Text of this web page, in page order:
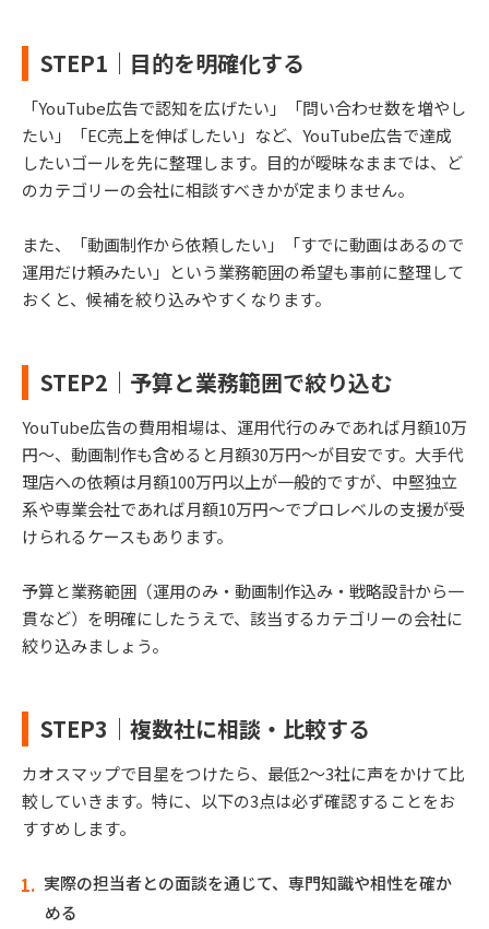
STEP1｜目的を明確化する
「YouTube広告で認知を広げたい」「問い合わせ数を増やし
たい」「EC売上を伸ばしたい」など、YouTube広告で達成
したいゴールを先に整理します。目的が曖昧なままでは、ど
のカテゴリーの会社に相談すべきかが定まりません。
また、「動画制作から依頼したい」「すでに動画はあるので
運用だけ頼みたい」という業務範囲の希望も事前に整理して
おくと、候補を絞り込みやすくなります。
STEP2｜予算と業務範囲で絞り込む
YouTube広告の費用相場は、運用代行のみであれば月額10万
円～、動画制作も含めると月額30万円～が目安です。大手代
理店への依頼は月額100万円以上が一般的ですが、中堅独立
系や専業会社であれば月額10万円～でプロレベルの支援が受
けられるケースもあります。
予算と業務範囲（運用のみ・動画制作込み・戦略設計から一
貫など）を明確にしたうえで、該当するカテゴリーの会社に
絞り込みましょう。
STEP3｜複数社に相談・比較する
カオスマップで目星をつけたら、最低2～3社に声をかけて比
較していきます。特に、以下の3点は必ず確認することをお
すすめします。
実際の担当者との面談を通じて、専門知識や相性を確か
める